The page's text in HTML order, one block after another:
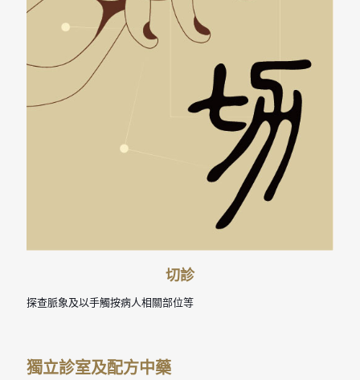
切診
探查脈象及以手觸按病人相關部位等
獨立診室及配方中藥